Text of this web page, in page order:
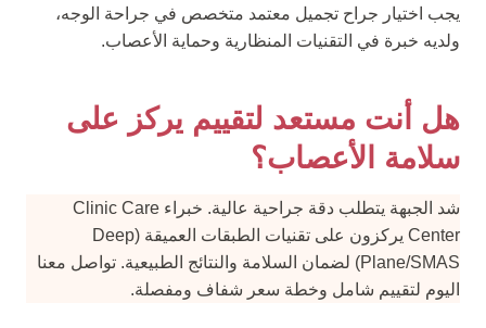
يجب اختيار جراح تجميل معتمد متخصص في جراحة الوجه،
ولديه خبرة في التقنيات المنظارية وحماية الأعصاب.
هل أنت مستعد لتقييم يركز على
سلامة الأعصاب؟
شد الجبهة يتطلب دقة جراحية عالية. خبراء Clinic Care
Center يركزون على تقنيات الطبقات العميقة (Deep
Plane/SMAS) لضمان السلامة والنتائج الطبيعية. تواصل معنا
اليوم لتقييم شامل وخطة سعر شفاف ومفصلة.